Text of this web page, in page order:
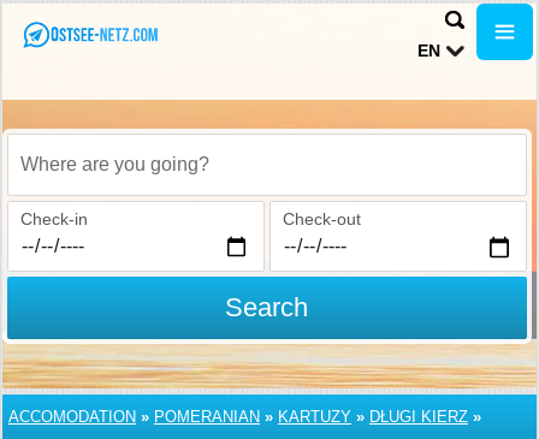
EN
Where are you going?
Check-in Check-out
Search
ACCOMODATION » POMERANIAN » KARTUZY » DŁUGI KIERZ »